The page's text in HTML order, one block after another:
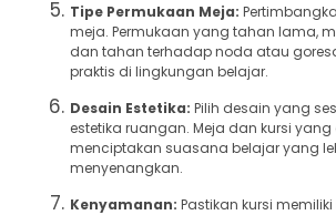
Tipe Permukaan Meja:
meja. Permukaan yang tahan lama,
dan tahan terhadap noda atau
praktis di lingkungan belajar.
Desain Estetika: Pilih desain yang
estetika ruangan. Meja dan kursi
menciptakan suasana belajar yang
menyenangkan.
Kenyamanan: Pastikan kursi